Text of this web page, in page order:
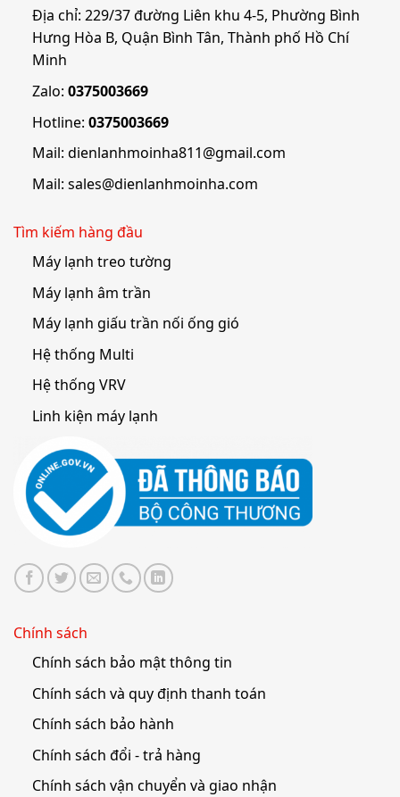
Địa chỉ: 229/37 đường Liên khu 4-5, Phường Bình
Hưng Hòa B, Quận Bình Tân, Thành phố Hồ Chí
Minh
Zalo: 0375003669
Hotline: 0375003669
Mail: dienlanhmoinha811@gmail.com
Mail: sales@dienlanhmoinha.com
Tìm kiếm hàng đầu
Máy lạnh treo tường
Máy lạnh âm trần
Máy lạnh giấu trần nối ống gió
Hệ thống Multi
Hệ thống VRV
Linh kiện máy lạnh
Chính sách
Chính sách bảo mật thông tin
Chính sách và quy định thanh toán
Chính sách bảo hành
Chính sách đổi - trả hàng
Chính sách vận chuyển và giao nhận